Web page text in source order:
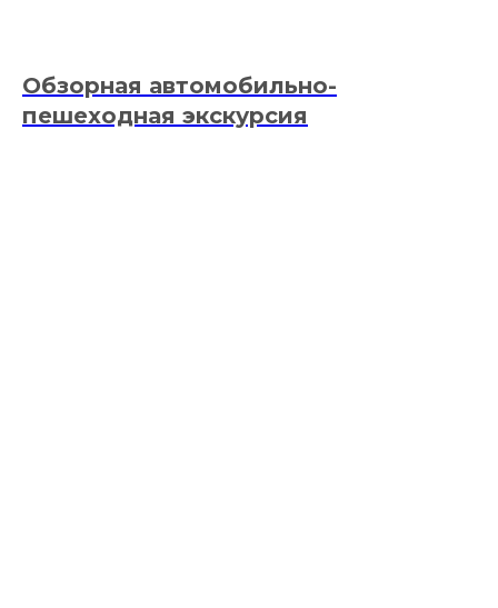
Обзорная автомобильно-
пешеходная экскурсия